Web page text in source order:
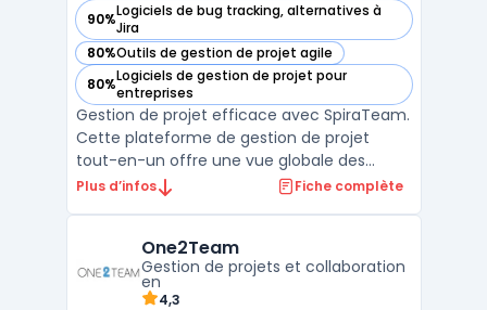
90%Logiciels de bug tracking, alternatives à
Jira
— voir SpiraTeam dans cette catégorie
80%Outils de gestion de projet agile
— voir SpiraTeam dans cette catégorie
80%Logiciels de gestion de projet pour
entreprises
— voir SpiraTeam dans cette catégorie
Gestion de projet efficace avec SpiraTeam.
Cette plateforme de gestion de projet
tout-en-un offre une vue globale des
projets en cours, permettant de suivre les
outils de gestion de projets, SpiraTeam
facilite la co ...
Plus d’infos Fiche complète
One2Team
Gestion de projets et collaboration
en
4,3